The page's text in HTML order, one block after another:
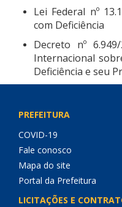
Lei Federal nº
com Deficiência
Decreto nº
Internacional
Deficiência e seu
PREFEITURA
COVID-19
Fale conosco
Mapa do site
Portal da Prefeitura
LICITAÇÕES E